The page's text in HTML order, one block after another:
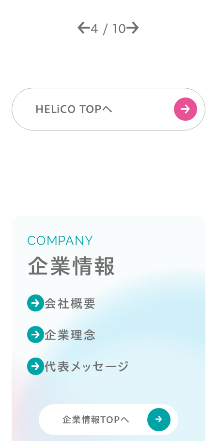
4 / 10
HELiCO TOPへ
COMPANY
企業情報
会社概要
企業理念
代表メッセージ
企業情報TOPへ